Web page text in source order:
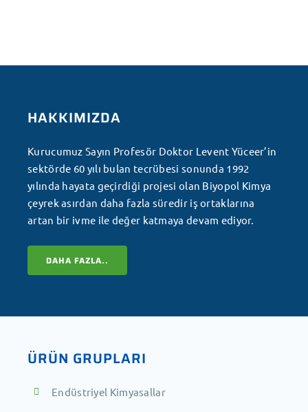
HAKKIMIZDA
Kurucumuz Sayın Profesör Doktor Levent Yüceer’in
sektörde 60 yılı bulan tecrübesi sonunda 1992
yılında hayata geçirdiği projesi olan Biyopol Kimya
çeyrek asırdan daha fazla süredir iş ortaklarına
artan bir ivme ile değer katmaya devam ediyor.
DAHA FAZLA..
ÜRÜN GRUPLARI
Endüstriyel Kimyasallar